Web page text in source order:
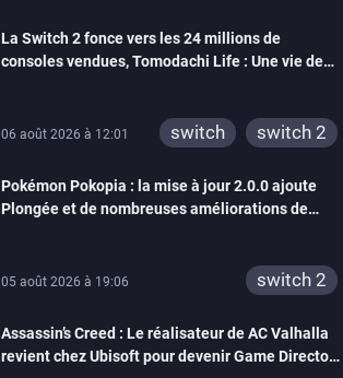
xbox one
wiiu
3ds
ps3
switch 2
La Switch 2 fonce vers les 24 millions de
consoles vendues, Tomodachi Life : Une vie de
06 août 2026 à 12:01 switch switch 2
Pokémon Pokopia : la mise à jour 2.0.0 ajoute
Plongée et de nombreuses améliorations de
05 août 2026 à 19:06 switch 2
Assassin’s Creed : Le réalisateur de AC Valhalla
revient chez Ubisoft pour devenir Game Director